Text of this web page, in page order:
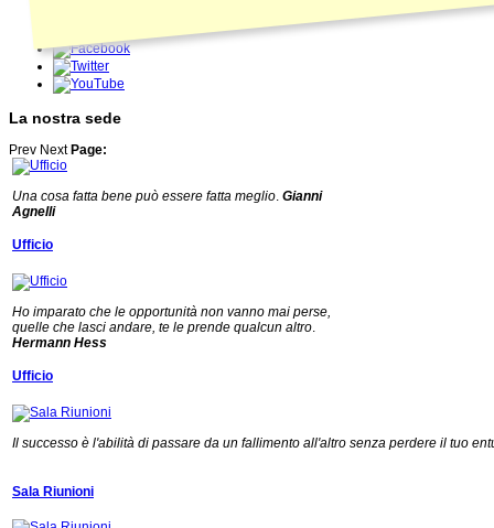
La nostra sede
Prev Next Page:
Una cosa fatta bene può essere fatta meglio Gianni
Agnelli
Ufficio
Ho imparato che le opportunità non vanno mai perse,
quelle che lasci andare, te le prende qualcun altro
Hermann Hess
Ufficio
Il successo è l'abilità di passare da un fallimento all'altro senza perdere il tuo
Sala Riunioni